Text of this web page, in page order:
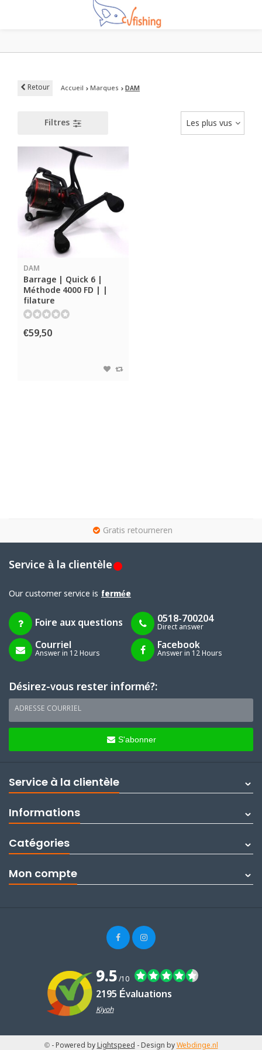
Retour Accueil Marques DAM
Filtres Les plus vus
DAM
Barrage | Quick 6 |
Méthode 4000 FD | |
filature
€59,50
Gratis retourneren
Service à la clientèle
Our customer service is fermée
Foire aux questions 0518-700204
Direct answer
Courriel
Answer in 12 Hours
Facebook
Answer in 12 Hours
Désirez-vous rester informé?:
ADRESSE COURRIEL
S'abonner
Service à la clientèle
Informations
Catégories
Mon compte
9.5/10
2195 Évaluations
Kiyoh
© - Powered byLightspeed - Design byWebdinge.nl